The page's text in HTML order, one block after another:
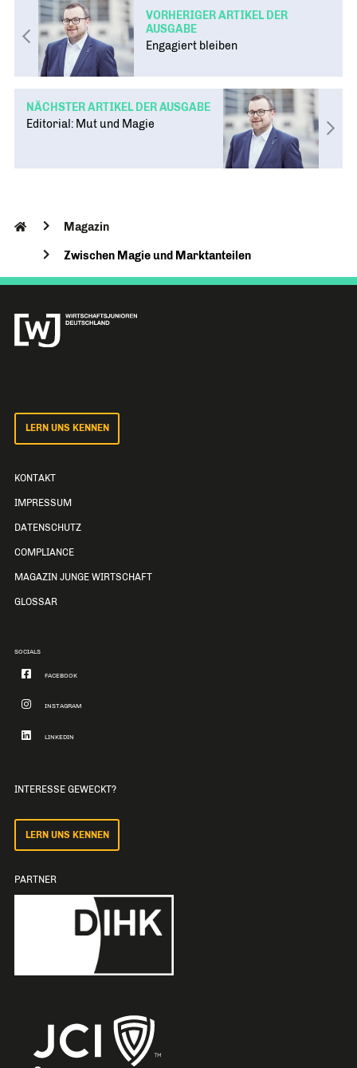
VORHERIGER ARTIKEL DER
AUSGABE
Engagiert bleiben
NÄCHSTER ARTIKEL DER AUSGABE
Editorial: Mut und Magie
Magazin
Zwischen Magie und Marktanteilen
LERN UNS KENNEN
KONTAKT
IMPRESSUM
DATENSCHUTZ
COMPLIANCE
MAGAZIN JUNGE WIRTSCHAFT
GLOSSAR
SOCIALS
FACEBOOK
INSTAGRAM
LINKEDIN
INTERESSE GEWECKT?
LERN UNS KENNEN
PARTNER